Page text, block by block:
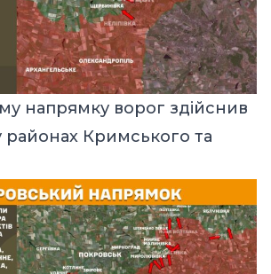
напрямку ворог здійснив
районах Кримського та